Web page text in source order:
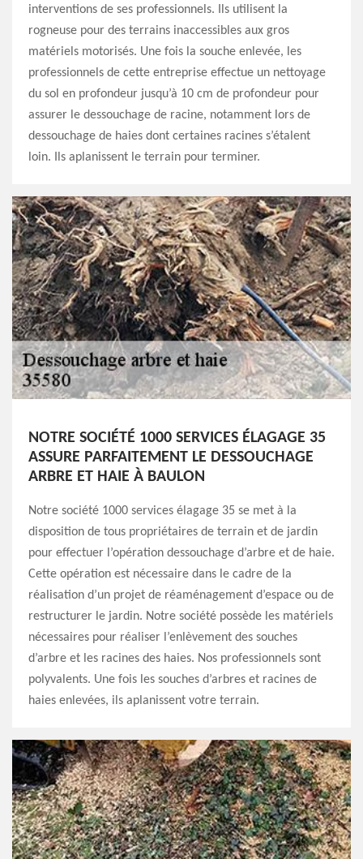
interventions de ses professionnels. Ils utilisent la
rogneuse pour des terrains inaccessibles aux gros
matériels motorisés. Une fois la souche enlevée, les
professionnels de cette entreprise effectue un nettoyage
du sol en profondeur jusqu’à 10 cm de profondeur pour
assurer le dessouchage de racine, notamment lors de
dessouchage de haies dont certaines racines s’étalent
loin. Ils aplanissent le terrain pour terminer.
NOTRE SOCIÉTÉ 1000 SERVICES ÉLAGAGE 35
ASSURE PARFAITEMENT LE DESSOUCHAGE
ARBRE ET HAIE À BAULON
Notre société 1000 services élagage 35 se met à la
disposition de tous propriétaires de terrain et de jardin
pour effectuer l’opération dessouchage d’arbre et de haie.
Cette opération est nécessaire dans le cadre de la
réalisation d’un projet de réaménagement d’espace ou de
restructurer le jardin. Notre société possède les matériels
nécessaires pour réaliser l’enlèvement des souches
d’arbre et les racines des haies. Nos professionnels sont
polyvalents. Une fois les souches d’arbres et racines de
haies enlevées, ils aplanissent votre terrain.